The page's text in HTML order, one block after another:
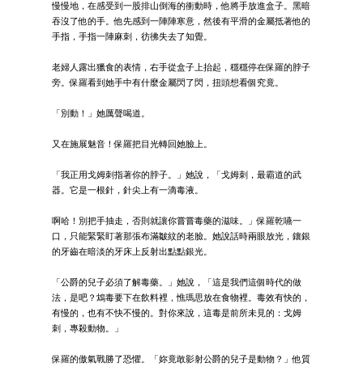
慢慢地，在感受到一股排山倒海的衝動時，他將手放進盒子。黑暗
吞沒了他的手。他先感到一陣陣寒意，然後有平滑的金屬抵著他的
手指，手指一陣麻刺，彷彿失去了知覺。
老婦人露出獵食的表情，右手從盒子上抬起，穩穩停在保羅的脖子
旁。保羅看到她手中有什麼金屬閃了閃，扭頭想看個究竟。
「別動！」她厲聲喝道。
又在施展魅音！保羅把目光轉回她臉上。
「我正用戈姆刺指著你的脖子。」她說，「戈姆刺，最霸道的武
器。它是一根針，針尖上有一滴毒液。
啊哈！別把手抽走，否則就讓你嘗嘗毒藥的滋味。」保羅乾嚥一
口，只能緊緊盯著那張布滿皺紋的老臉。她說話時兩眼放光，鑲銀
的牙齒在暗淡的牙床上反射出點點銀光。
「公爵的兒子必須了解毒藥。」她說，「這是我們這個時代的做
法，是吧？鴆毒要下在飲料裡，憔瑪思放在食物裡。毒效有快的，
有慢的，也有不快不慢的。對你來說，這毒是前所未見的：戈姆
刺，專殺動物。」
保羅的傲氣戰勝了恐懼。「妳竟敢影射公爵的兒子是動物？」他質